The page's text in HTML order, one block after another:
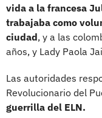
vida a la francesa
trabajaba como
ciudad, y a las
años, y Lady Paola
Las autoridades
Revolucionario del
guerrilla del ELN.